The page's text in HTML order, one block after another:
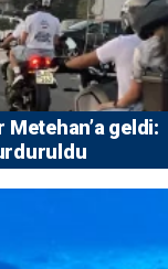
Metehan’a geldi: